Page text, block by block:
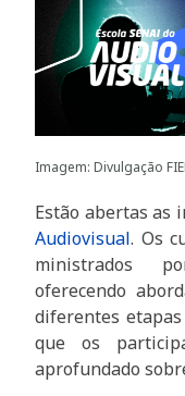
Imagem: Divulgação
Estão abertas as
Audiovisual. Os
ministrados
oferecendo
diferentes
que os
aprofundado